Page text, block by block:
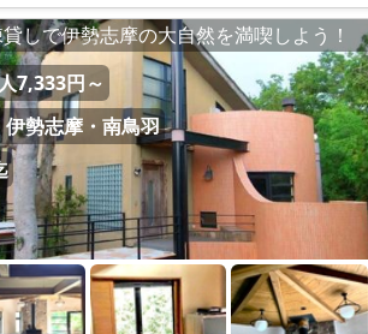
しで伊勢志摩の大自然を満喫しよう！
7,333円～
伊勢志摩・南鳥羽